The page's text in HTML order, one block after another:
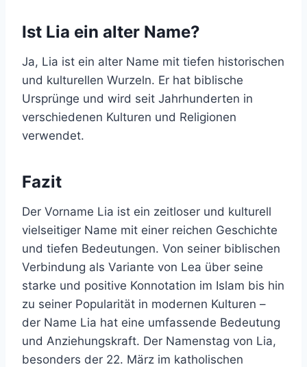
Ist Lia ein alter Name?
Ja, Lia ist ein alter Name mit tiefen historischen
und kulturellen Wurzeln. Er hat biblische
Ursprünge und wird seit Jahrhunderten in
verschiedenen Kulturen und Religionen
verwendet.
Fazit
Der Vorname Lia ist ein zeitloser und kulturell
vielseitiger Name mit einer reichen Geschichte
und tiefen Bedeutungen. Von seiner biblischen
Verbindung als Variante von Lea über seine
starke und positive Konnotation im Islam bis hin
zu seiner Popularität in modernen Kulturen –
der Name Lia hat eine umfassende Bedeutung
und Anziehungskraft. Der Namenstag von Lia,
besonders der 22. März im katholischen